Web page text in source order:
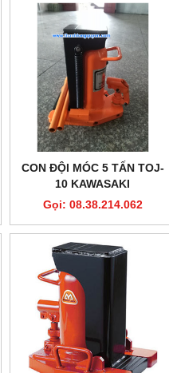
CON ĐỘI MÓC 5 TẤN TOJ-
10 KAWASAKI
Gọi: 08.38.214.062